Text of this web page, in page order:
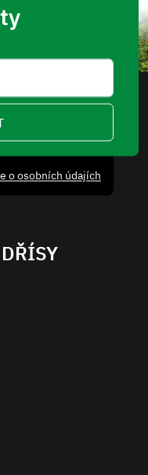
o osobních údajích
DŘÍSY